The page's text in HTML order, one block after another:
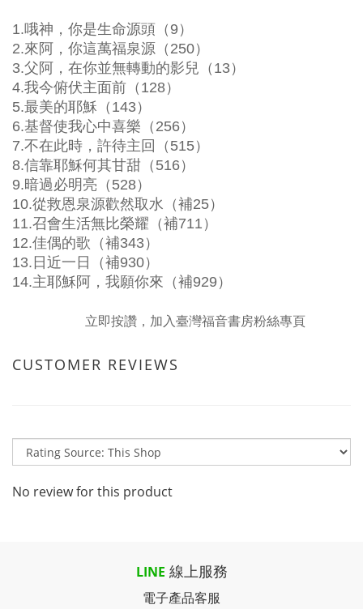
1.哦神，你是生命源頭（9）
2.來阿，你這萬福泉源（250）
3.父阿，在你並無轉動的影兒（13）
4.我今俯伏主面前（128）
5.最美的耶穌（143）
6.基督使我心中喜樂（256）
7.不在此時，許待主回（515）
8.信靠耶穌何其甘甜（516）
9.暗過必明亮（528）
10.從救恩泉源歡然取水（補25）
11.召會生活無比榮耀（補711）
12.佳偶的歌（補343）
13.日近一日（補930）
14.主耶穌阿，我願你來（補929）
立即按讚，加入臺灣福音書房粉絲專頁
CUSTOMER REVIEWS
No review for this product
LINE 線上服務
電子產品客服